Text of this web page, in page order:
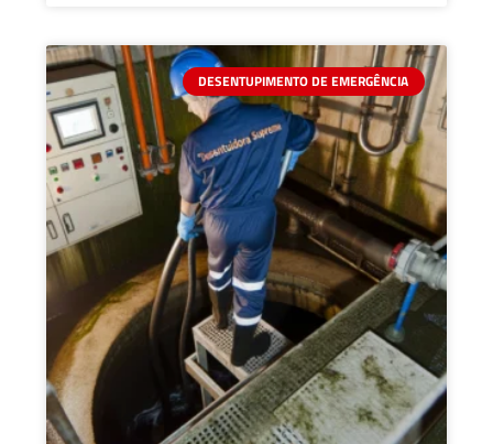
DESENTUPIMENTO DE EMERGÊNCIA